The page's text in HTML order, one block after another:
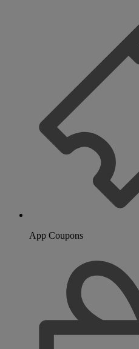
App Coupons